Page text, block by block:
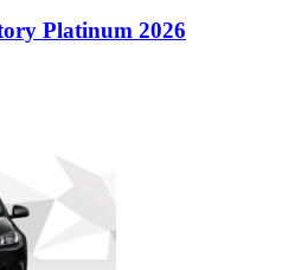
Platinum 2026